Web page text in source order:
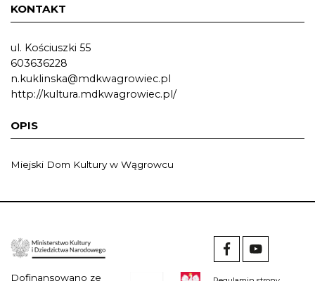
KONTAKT
ul. Kościuszki 55
603636228
n.kuklinska@mdkwagrowiec.pl
http://kultura.mdkwagrowiec.pl/
OPIS
Miejski Dom Kultury w Wągrowcu
Dofinansowano ze